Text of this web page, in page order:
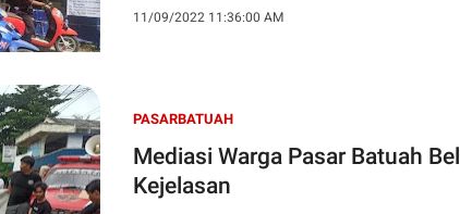
11/09/2022 11:36:00 AM
PASARBATUAH
Mediasi Warga Pasar Batuah
Kejelasan